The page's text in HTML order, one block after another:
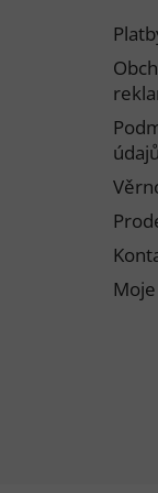
údajů